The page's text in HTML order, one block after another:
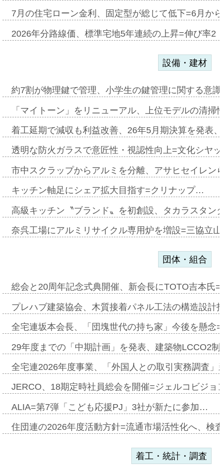
7月の住宅ローン金利、固定型が総じて低下=6月か
2026年分路線価、標準宅地5年連続の上昇=伸び率
設備・建材
約7割が物理鍵で管理、小学生の鍵管理に関する意
「マイトーン」をリニューアル、上位モデルの清
着工延期で減収も利益改善、26年5月期決算を発表
透明な防火ガラスで意匠性・視認性向上=文化シヤ
市中スクラップからアルミを分離、アサヒセイレ
キッチン軸足にシェア拡大目指す=クリナップ…
高級キッチン〝ブランド〟を初創設、タカラスタ
奈呉工場にアルミリサイクル専用炉を増設=三協立
団体・組合
総会と20周年記念式典開催、新会長にTOTO吉本氏
プレハブ建築協会、木質接着パネル工法の構造設
全宅連坂本会長、「団塊世代の持ち家」今後を懸
29年度までの「中期計画」を発表、建築物LCCO2
全宅連2026年度事業、「外国人との取引実務調査
JERCO、18期定時社員総会を開催=ジェルコビジ
ALIA=第7弾「こども応援PJ」3社が新たに参加…
住団連の2026年度活動方針=流通市場活性化へ、検
着工・統計・調査